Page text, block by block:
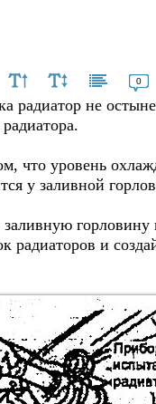
0
радиатор не
что уровень
у заливной
горловину
радиаторов и